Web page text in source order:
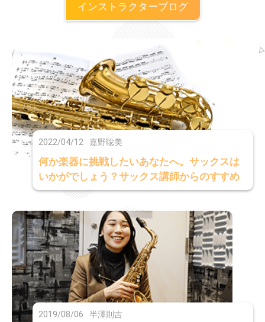
インストラクターブログ
2022/04/12 嘉野聡美
何か楽器に挑戦したいあなたへ。サックスは
いかがでしょう？サックス講師からのすすめ
2019/08/06 半澤則吉